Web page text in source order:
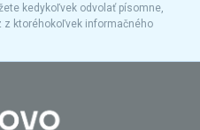
kedykoľvek odvolať písomne,
z ktoréhokoľvek informačného